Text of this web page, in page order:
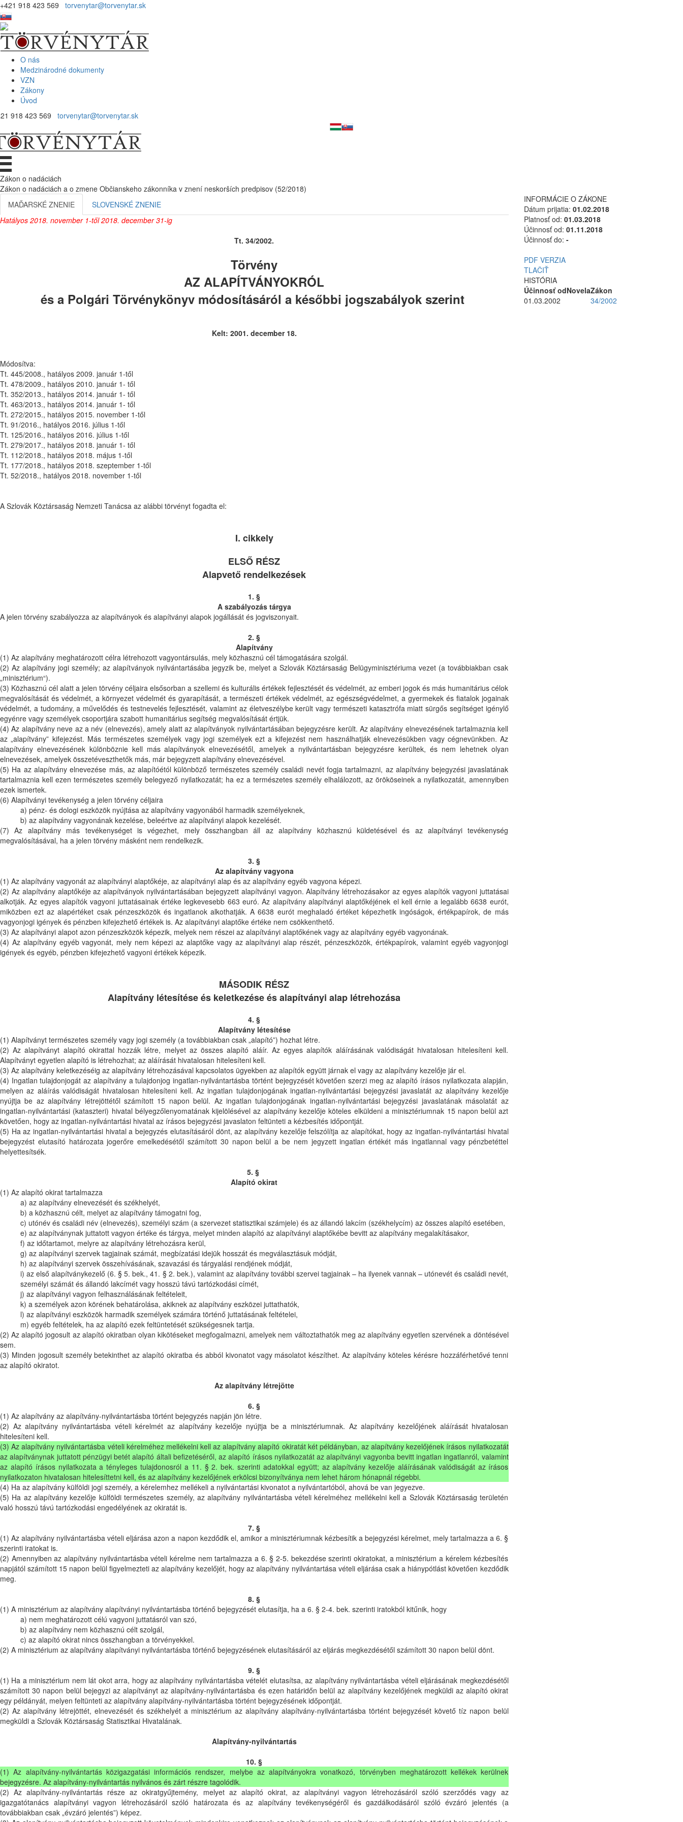
+421 918 423 569 torvenytar@torvenytar.sk
O nás
Medzinárodné dokumenty
VZN
Zákony
Úvod
918 423 569 torvenytar@torvenytar.sk
Zákon o nadáciách
Zákon o nadáciách a o zmene Občianskeho zákonníka v znení neskorších predpisov (52/2018)
INFORMÁCIE O ZÁKONE
Dátum prijatia: 01.02.2018
Platnosť od: 01.03.2018
Účinnosť od: 01.11.2018
Účinnosť do: -
PDF VERZIA
TLAČIŤ
HISTÓRIA
Účinnosť odNovelaZákon
01.03.2002
34/2002
MAĎARSKÉ ZNENIE
SLOVENSKÉ ZNENIE
Hatályos 2018. november 1-től 2018. december 31-ig
Tt. 34/2002.
Törvény
AZ ALAPÍTVÁNYOKRÓL
és a Polgári Törvénykönyv módosításáról a későbbi jogszabályok szerint
Kelt: 2001. december 18.
Módosítva:
Tt. 445/2008., hatályos 2009. január 1-től
Tt. 478/2009., hatályos 2010. január 1- től
Tt. 352/2013., hatályos 2014. január 1- től
Tt. 463/2013., hatályos 2014. január 1- től
Tt. 272/2015., hatályos 2015. november 1-től
Tt. 91/2016., hatályos 2016. július 1-től
Tt. 125/2016., hatályos 2016. július 1-től
Tt. 279/2017., hatályos 2018. január 1- től
Tt. 112/2018., hatályos 2018. május 1-től
Tt. 177/2018., hatályos 2018. szeptember 1-től
Tt. 52/2018., hatályos 2018. november 1-től
A Szlovák Köztársaság Nemzeti Tanácsa az alábbi törvényt fogadta el:
I. cikkely
ELSŐ RÉSZ
Alapvető rendelkezések
1. §
A szabályozás tárgya
A jelen törvény szabályozza az alapítványok és alapítványi alapok jogállását és jogviszonyait.
2. §
Alapítvány
(1) Az alapítvány meghatározott célra létrehozott vagyontársulás, mely közhasznú cél támogatására szolgál.
(2) Az alapítvány jogi személy; az alapítványok nyilvántartásába jegyzik be, melyet a Szlovák Köztársaság Belügyminisztériuma vezet (a továbbiakban csak
„minisztérium“).
(3) Közhasznú cél alatt a jelen törvény céljaira elsősorban a szellemi és kulturális értékek fejlesztését és védelmét, az emberi jogok és más humanitárius célok
megvalósítását és védelmét, a környezet védelmét és gyarapítását, a természeti értékek védelmét, az egészségvédelmet, a gyermekek és fiatalok jogainak
védelmét, a tudomány, a művelődés és testnevelés fejlesztését, valamint az életveszélybe került vagy természeti katasztrófa miatt sürgős segítséget igénylő
egyénre vagy személyek csoportjára szabott humanitárius segítség megvalósítását értjük.
(4) Az alapítvány neve az a név (elnevezés), amely alatt az alapítványok nyilvántartásában bejegyzésre került. Az alapítvány elnevezésének tartalmaznia kell
az „alapítvány” kifejezést. Más természetes személyek vagy jogi személyek ezt a kifejezést nem használhatják elnevezésükben vagy cégnevünkben. Az
alapítvány elnevezésének különböznie kell más alapítványok elnevezésétől, amelyek a nyilvántartásban bejegyzésre kerültek, és nem lehetnek olyan
elnevezések, amelyek összetéveszthetők más, már bejegyzett alapítvány elnevezésével.
(5) Ha az alapítvány elnevezése más, az alapítóétól különböző természetes személy családi nevét fogja tartalmazni, az alapítvány bejegyzési javaslatának
tartalmaznia kell ezen természetes személy belegyező nyilatkozatát; ha ez a természetes személy elhalálozott, az örököseinek a nyilatkozatát, amennyiben
ezek ismertek.
(6) Alapítványi tevékenység a jelen törvény céljaira
a) pénz- és dologi eszközök nyújtása az alapítvány vagyonából harmadik személyeknek,
b) az alapítvány vagyonának kezelése, beleértve az alapítványi alapok kezelését.
(7) Az alapítvány más tevékenységet is végezhet, mely összhangban áll az alapítvány közhasznú küldetésével és az alapítványi tevékenység
megvalósításával, ha a jelen törvény másként nem rendelkezik.
3. §
Az alapítvány vagyona
(1) Az alapítvány vagyonát az alapítványi alaptőkéje, az alapítványi alap és az alapítvány egyéb vagyona képezi.
(2) Az alapítvány alaptőkéje az alapítványok nyilvántartásában bejegyzett alapítványi vagyon. Alapítvány létrehozásakor az egyes alapítók vagyoni juttatásai
alkotják. Az egyes alapítók vagyoni juttatásainak értéke legkevesebb 663 euró. Az alapítvány alapítványi alaptőkéjének el kell érnie a legalább 6638 eurót,
miközben ezt az alapértéket csak pénzeszközök és ingatlanok alkothatják. A 6638 eurót meghaladó értéket képezhetik ingóságok, értékpapírok, de más
vagyonjogi igények és pénzben kifejezhető értékek is. Az alapítványi alaptőke értéke nem csökkenthető.
(3) Az alapítványi alapot azon pénzeszközök képezik, melyek nem részei az alapítványi alaptőkének vagy az alapítvány egyéb vagyonának.
(4) Az alapítvány egyéb vagyonát, mely nem képezi az alaptőke vagy az alapítványi alap részét, pénzeszközök, értékpapírok, valamint egyéb vagyonjogi
igények és egyéb, pénzben kifejezhető vagyoni értékek képezik.
MÁSODIK RÉSZ
Alapítvány létesítése és keletkezése és alapítványi alap létrehozása
4. §
Alapítvány létesítése
(1) Alapítványt természetes személy vagy jogi személy (a továbbiakban csak „alapító”) hozhat létre.
(2) Az alapítványt alapító okirattal hozzák létre, melyet az összes alapító aláír. Az egyes alapítók aláírásának valódiságát hivatalosan hitelesíteni kell.
Alapítványt egyetlen alapító is létrehozhat; az aláírását hivatalosan hitelesíteni kell.
(3) Az alapítvány keletkezéséig az alapítvány létrehozásával kapcsolatos ügyekben az alapítók együtt járnak el vagy az alapítvány kezelője jár el.
(4) Ingatlan tulajdonjogát az alapítvány a tulajdonjog ingatlan-nyilvántartásba történt bejegyzését követően szerzi meg az alapító írásos nyilatkozata alapján,
melyen az aláírás valódiságát hivatalosan hitelesíteni kell. Az ingatlan tulajdonjogának ingatlan-nyilvántartási bejegyzési javaslatát az alapítvány kezelője
nyújtja be az alapítvány létrejöttétől számított 15 napon belül. Az ingatlan tulajdonjogának ingatlan-nyilvántartási bejegyzési javaslatának másolatát az
ingatlan-nyilvántartási (kataszteri) hivatal bélyegzőlenyomatának kijelölésével az alapítvány kezelője köteles elküldeni a minisztériumnak 15 napon belül azt
követően, hogy az ingatlan-nyilvántartási hivatal az írásos bejegyzési javaslaton feltünteti a kézbesítés időpontját.
(5) Ha az ingatlan-nyilvántartási hivatal a bejegyzés elutasításáról dönt, az alapítvány kezelője felszólítja az alapítókat, hogy az ingatlan-nyilvántartási hivatal
bejegyzést elutasító határozata jogerőre emelkedésétől számított 30 napon belül a be nem jegyzett ingatlan értékét más ingatlannal vagy pénzbetéttel
helyettesítsék.
5. §
Alapító okirat
(1) Az alapító okirat tartalmazza
a) az alapítvány elnevezését és székhelyét,
b) a közhasznú célt, melyet az alapítvány támogatni fog,
c) utónév és családi név (elnevezés), személyi szám (a szervezet statisztikai számjele) és az állandó lakcím (székhelycím) az összes alapító esetében,
e) az alapítványnak juttatott vagyon értéke és tárgya, melyet minden alapító az alapítványi alaptőkébe bevitt az alapítvány megalakításakor,
f) az időtartamot, melyre az alapítvány létrehozásra kerül,
g) az alapítványi szervek tagjainak számát, megbízatási idejük hosszát és megválasztásuk módját,
h) az alapítványi szervek összehívásának, szavazási és tárgyalási rendjének módját,
i) az első alapítványkezelő (6. § 5. bek., 41. § 2. bek.), valamint az alapítvány további szervei tagjainak – ha ilyenek vannak – utónevét és családi nevét,
személyi számát és állandó lakcímét vagy hosszú távú tartózkodási címét,
j) az alapítványi vagyon felhasználásának feltételeit,
k) a személyek azon körének behatárolása, akiknek az alapítvány eszközei juttathatók,
l) az alapítványi eszközök harmadik személyek számára történő juttatásának feltételei,
m) egyéb feltételek, ha az alapító ezek feltüntetését szükségesnek tartja.
(2) Az alapító jogosult az alapító okiratban olyan kikötéseket megfogalmazni, amelyek nem változtathatók meg az alapítvány egyetlen szervének a döntésével
sem.
(3) Minden jogosult személy betekinthet az alapító okiratba és abból kivonatot vagy másolatot készíthet. Az alapítvány köteles kérésre hozzáférhetővé tenni
az alapító okiratot.
Az alapítvány létrejötte
6. §
(1) Az alapítvány az alapítvány-nyilvántartásba történt bejegyzés napján jön létre.
(2) Az alapítvány nyilvántartásba vételi kérelmét az alapítvány kezelője nyújtja be a minisztériumnak. Az alapítvány kezelőjének aláírását hivatalosan
hitelesíteni kell.
(3) Az alapítvány nyilvántartásba vételi kérelméhez mellékelni kell az alapítvány alapító okiratát két példányban, az alapítvány kezelőjének írásos nyilatkozatát
az alapítványnak juttatott pénzügyi betét alapító általi befizetéséről, az alapító írásos nyilatkozatát az alapítványi vagyonba bevitt ingatlan ingatlanról, valamint
az alapító írásos nyilatkozata a tényleges tulajdonosról a 11. § 2. bek. szerinti adatokkal együtt; az alapítvány kezelője aláírásának valódiságát az írásos
nyilatkozaton hivatalosan hitelesíttetni kell, és az alapítvány kezelőjének erkölcsi bizonyítványa nem lehet három hónapnál régebbi.
(4) Ha az alapítvány külföldi jogi személy, a kérelemhez mellékeli a nyilvántartási kivonatot a nyilvántartóból, ahová be van jegyezve.
(5) Ha az alapítvány kezelője külföldi természetes személy, az alapítvány nyilvántartásba vételi kérelméhez mellékelni kell a Szlovák Köztársaság területén
való hosszú távú tartózkodási engedélyének az okiratát is.
7. §
(1) Az alapítvány nyilvántartásba vételi eljárása azon a napon kezdődik el, amikor a minisztériumnak kézbesítik a bejegyzési kérelmet, mely tartalmazza a 6. §
szerinti iratokat is.
(2) Amennyiben az alapítvány nyilvántartásba vételi kérelme nem tartalmazza a 6. § 2-5. bekezdése szerinti okiratokat, a minisztérium a kérelem kézbesítés
napjától számított 15 napon belül figyelmezteti az alapítvány kezelőjét, hogy az alapítvány nyilvántartása vételi eljárása csak a hiánypótlást követően kezdődik
meg.
8. §
(1) A minisztérium az alapítvány alapítványi nyilvántartásba történő bejegyzését elutasítja, ha a 6. § 2-4. bek. szerinti iratokból kitűnik, hogy
a) nem meghatározott célú vagyoni juttatásról van szó,
b) az alapítvány nem közhasznú célt szolgál,
c) az alapító okirat nincs összhangban a törvényekkel.
(2) A minisztérium az alapítvány alapítványi nyilvántartásba történő bejegyzésének elutasításáról az eljárás megkezdésétől számított 30 napon belül dönt.
9. §
(1) Ha a minisztérium nem lát okot arra, hogy az alapítvány nyilvántartásba vételét elutasítsa, az alapítvány nyilvántartásba vételi eljárásának megkezdésétől
számított 30 napon belül bejegyzi az alapítványt az alapítvány-nyilvántartásba és ezen határidőn belül az alapítvány kezelőjének megküldi az alapító okirat
egy példányát, melyen feltünteti az alapítvány alapítvány-nyilvántartásba történt bejegyzésének időpontját.
(2) Az alapítvány létrejöttét, elnevezését és székhelyét a minisztérium az alapítvány alapítvány-nyilvántartásba történt bejegyzését követő tíz napon belül
megküldi a Szlovák Köztársaság Statisztikai Hivatalának.
Alapítvány-nyilvántartás
10. §
(1) Az alapítvány-nyilvántartás közigazgatási információs rendszer, melybe az alapítványokra vonatkozó, törvényben meghatározott kellékek kerülnek
bejegyzésre. Az alapítvány-nyilvántartás nyilvános és zárt részre tagolódik.
(2) Az alapítvány-nyilvántartás része az okiratgyűjtemény, melyet az alapító okirat, az alapítványi vagyon létrehozásáról szóló szerződés vagy az
igazgatótanács alapítványi vagyon létrehozásáról szóló határozata és az alapítvány tevékenységéről és gazdálkodásáról szóló évzáró jelentés (a
továbbiakban csak „évzáró jelentés”) képez.